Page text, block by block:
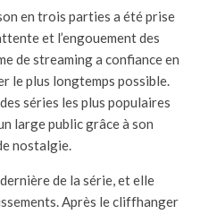
en trois parties a été prise
et l’engouement des
de streaming a confiance en
le plus longtemps possible.
séries les plus populaires
large public grâce à son
nostalgie.
de la série, et elle
Après le cliffhanger